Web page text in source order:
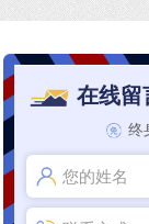
在线留
终